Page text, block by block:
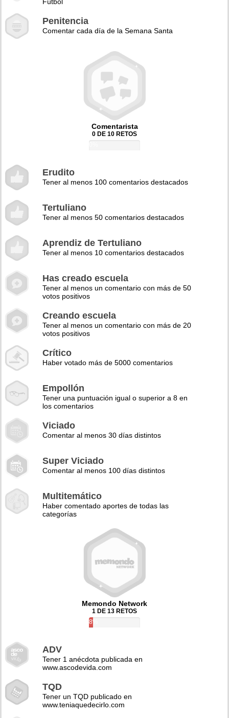
Penitencia
Comentar cada día de la Semana Santa
Comentarista
0 DE 10 RETOS
Erudito
Tener al menos 100 comentarios destacados
Tertuliano
Tener al menos 50 comentarios destacados
Aprendiz de Tertuliano
Tener al menos 10 comentarios destacados
Has creado escuela
Tener al menos un comentario con más de 50
votos positivos
Creando escuela
Tener al menos un comentario con más de 20
votos positivos
Crítico
Haber votado más de 5000 comentarios
Empollón
Tener una puntuación igual o superior a 8 en
los comentarios
Viciado
Comentar al menos 30 días distintos
Super Viciado
Comentar al menos 100 días distintos
Multitemático
Haber comentado aportes de todas las
categorías
Memondo Network
1 DE 13 RETOS
8%
ADV
Tener 1 anécdota publicada en
www.ascodevida.com
TQD
Tener un TQD publicado en
www.teniaquedecirlo.com